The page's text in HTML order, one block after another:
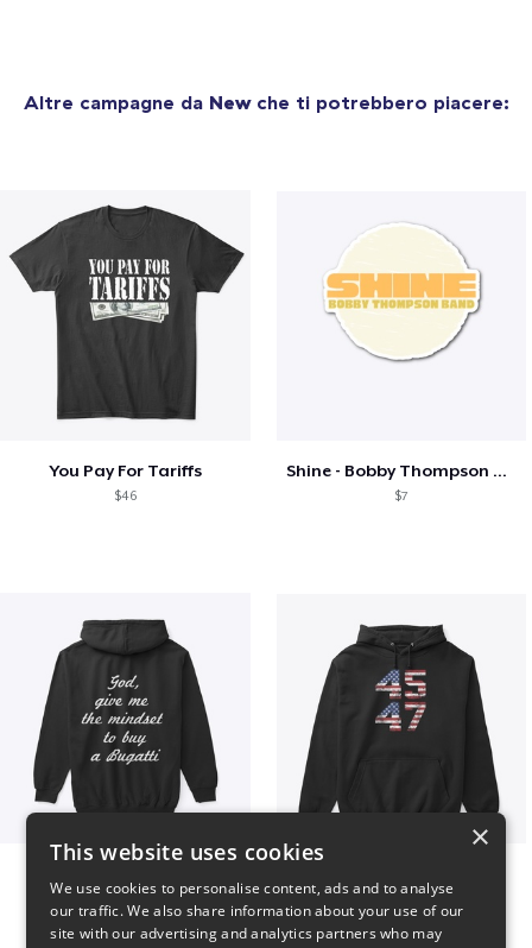
Altre campagne da Newche ti potrebbero piacere:
You Pay For Tariffs
$46
Shine - Bobby Thompson Band Merch
$7
×
This website uses cookies
We use cookies to personalise content, ads and to analyse
our traffic. We also share information about your use of our
site with our advertising and analytics partners who may